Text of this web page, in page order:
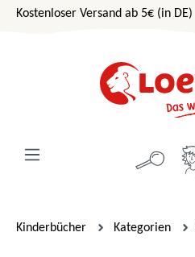
Zum Hauptinhalt springen
Kostenloser Versand ab 5€ (in DE)
Kinderbücher Kategorien